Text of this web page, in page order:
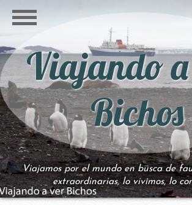
Viajando
Bichos
Viajamos por el mundo en busca de
extraordinarias, lo vivimos, lo